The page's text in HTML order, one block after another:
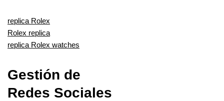
replica Rolex
Rolex replica
replica Rolex watches
Gestión de
Redes Sociales